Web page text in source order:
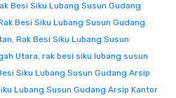
Besi Siku Lubang Susun Gudang
Besi Siku Lubang Susun Gudang
, Rak Besi Siku Lubang Susun
Utara, rak besi siku lubang susun
Siku Lubang Susun Gudang Arsip
Lubang Susun Gudang Arsip Kantor